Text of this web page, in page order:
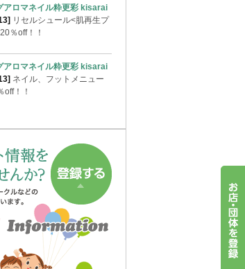
アロマネイル粋更彩 kisarai
リセルシュール<肌再生プ
％off！！
アロマネイル粋更彩 kisarai
ネイル、フットメニュー
off！！